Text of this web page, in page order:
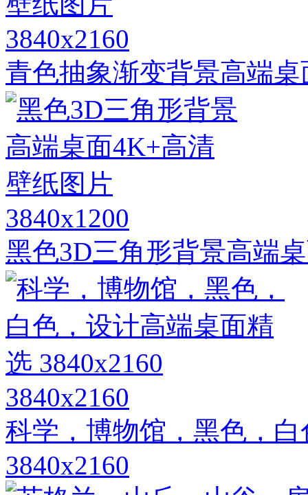
3840x2160
青色抽象渐变背景高端
3840x1200
黑色3D三角形背景高端
3840x2160
科学，博物馆，黑色，
3840x2160